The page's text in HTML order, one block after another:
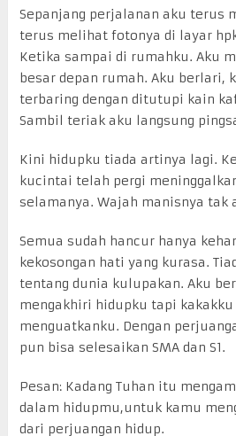
Sepanjang perjalanan aku terus
terus melihat fotonya di layar
Ketika sampai di rumahku. Aku
besar depan rumah. Aku berlari,
terbaring dengan ditutupi kain
Sambil teriak aku langsung
Kini hidupku tiada artinya lagi.
kucintai telah pergi
selamanya. Wajah manisnya tak
Semua sudah hancur hanya
kekosongan hati yang kurasa.
tentang dunia kulupakan. Aku
mengakhiri hidupku tapi
menguatkanku. Dengan
pun bisa selesaikan SMA dan S1.
Pesan: Kadang Tuhan itu
dalam hidupmu,untuk kamu
dari perjuangan hidup.